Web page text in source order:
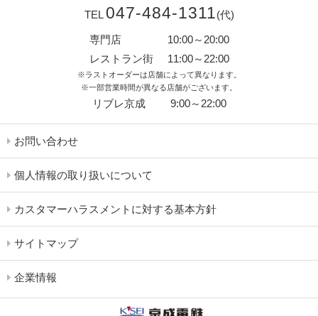
TEL 047-484-1311(代)
専門店
10:00～20:00
レストラン街
11:00～22:00
※ラストオーダーは店舗によって異なります。
※一部営業時間が異なる店舗がございます。
リブレ京成 9:00～22:00
お問い合わせ
個人情報の取り扱いについて
カスタマーハラスメントに対する基本方針
サイトマップ
企業情報